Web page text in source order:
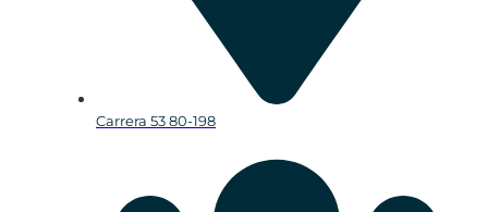
Carrera 53 80-198